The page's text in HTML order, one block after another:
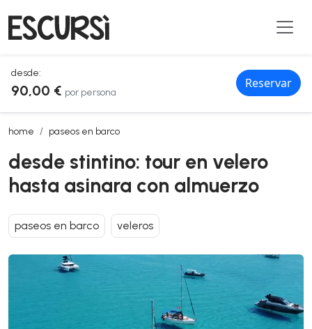
desde:
90,00 € por persona
Reservar
home paseos en barco
desde stintino: tour en velero hasta asinara con almuerzo
desde stintino: tour en velero
hasta asinara con almuerzo
paseos en barco veleros